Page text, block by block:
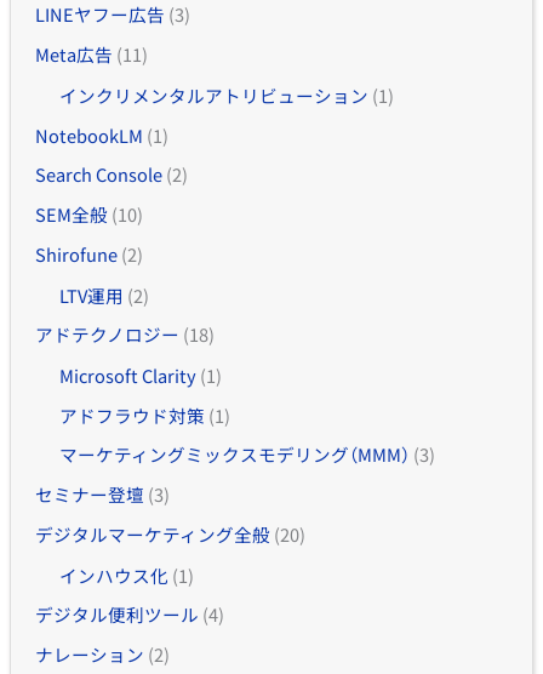
LINEヤフー広告 (3)
Meta広告 (11)
インクリメンタルアトリビューション (1)
NotebookLM (1)
Search Console(2)
SEM全般(10)
Shirofune(2)
LTV運用 (2)
アドテクノロジー (18)
Microsoft Clarity(1)
アドフラウド対策 (1)
マーケティングミックスモデリング（MMM） (3)
セミナー登壇 (3)
デジタルマーケティング全般(20)
インハウス化 (1)
デジタル便利ツール (4)
ナレーション (2)